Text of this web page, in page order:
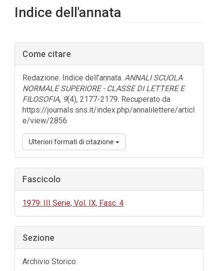
Indice dell'annata
Barra
laterale
dell'articolo
Come citare
Redazione. Indice dell’annata. ANNALI SCUOLA
NORMALE SUPERIORE - CLASSE DI LETTERE E
FILOSOFIA, 9(4), 2177-2179. Recuperato da
https://journals.sns.it/index.php/annalilettere/articl
e/view/2856
Ulteriori formati di citazione
Fascicolo
1979: III Serie, Vol. IX, Fasc. 4
Sezione
Archivio Storico